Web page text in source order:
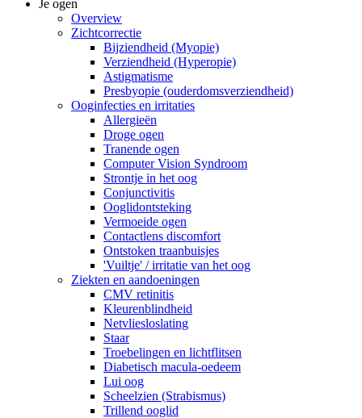
Je ogen
Overview
Zichtcorrectie
Bijziendheid (Myopie)
Verziendheid (Hyperopie)
Astigmatisme
Presbyopie (ouderdomsverziendheid)
Ooginfecties en irritaties
Allergieën
Droge ogen
Tranende ogen
Computer Vision Syndroom
Strontje in het oog
Conjunctivitis
Ooglidontsteking
Vermoeide ogen
Contactlens discomfort
Ontstoken traanbuisjes
'Vuiltje' / irritatie van het oog
Ziekten en aandoeningen
CMV retinitis
Kleurenblindheid
Netvliesloslating
Staar
Troebelingen en lichtflitsen
Diabetisch macula-oedeem
Lui oog
Scheelzien (Strabismus)
Trillend ooglid